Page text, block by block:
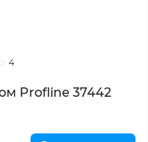
4
Profline 37442